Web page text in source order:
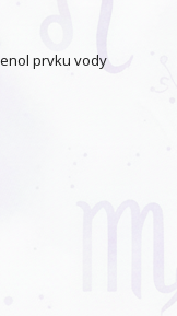
prvku vody